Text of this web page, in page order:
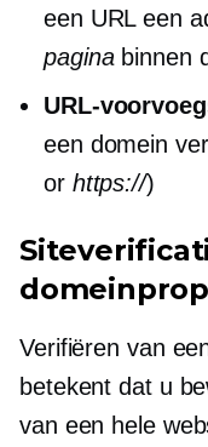
een URL een
paginabinnen
URL-
een domein
or https://)
Verifiëren van
betekent dat u
van een hele